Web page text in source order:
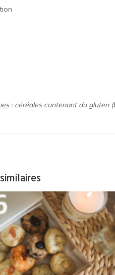
: céréales contenant du gluten